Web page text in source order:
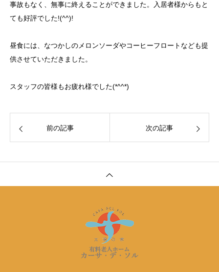
事故もなく、無事に終えることができました。入居者様からもと
ても好評でした!(^^)!
昼食には、なつかしのメロンソーダやコーヒーフロートなども提
供させていただきました。
スタッフの皆様もお疲れ様でした(*^^*)
前の記事 次の記事